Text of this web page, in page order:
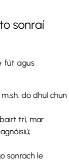
sonraí
fút agus
do dhul chun
trí, mar
sonrach le